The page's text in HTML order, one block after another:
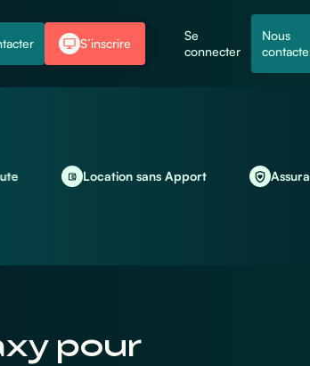
S’inscrire
Se
connecter
Nous
Location sans Apport Assurance
pour